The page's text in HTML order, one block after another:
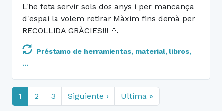
L'he feta servir sols dos anys i per mancança
d'espai la volem retirar Màxim fins demà per
RECOLLIDA GRÀCIES!!! 🙏
Préstamo de herramientas, material, libros,
...
1 2 3 Siguiente › Ultima »